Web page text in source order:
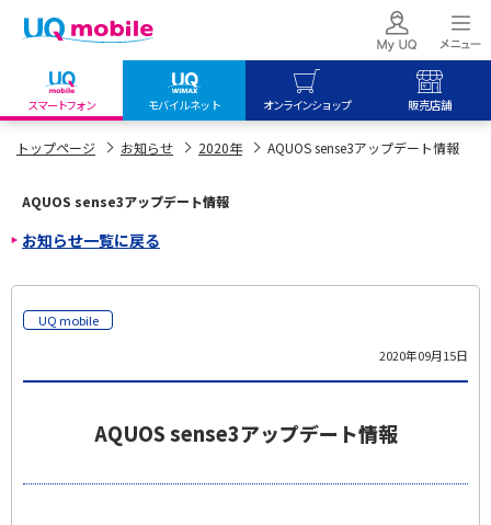
スマートフォン モバイルネット オンラインショップ 販売店舗
my UQ WiMAX
My UQ mobile
UQ mobile ご契約の方
UQ mobile
データチャージサイト
UQ mobile
UQ WiMAX
オンラインショップ
UQ mobile
UQ WiMAX
販売店舗
トップページ お知らせ 2020年 AQUOS sense3アップデート情報
AQUOS sense3アップデート情報
お知らせ一覧に戻る
UQ mobile
2020年09月15日
AQUOS sense3アップデート情報